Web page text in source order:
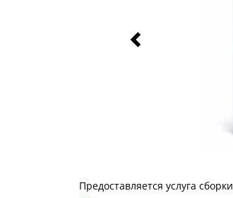
Предоставляется услуга сборки